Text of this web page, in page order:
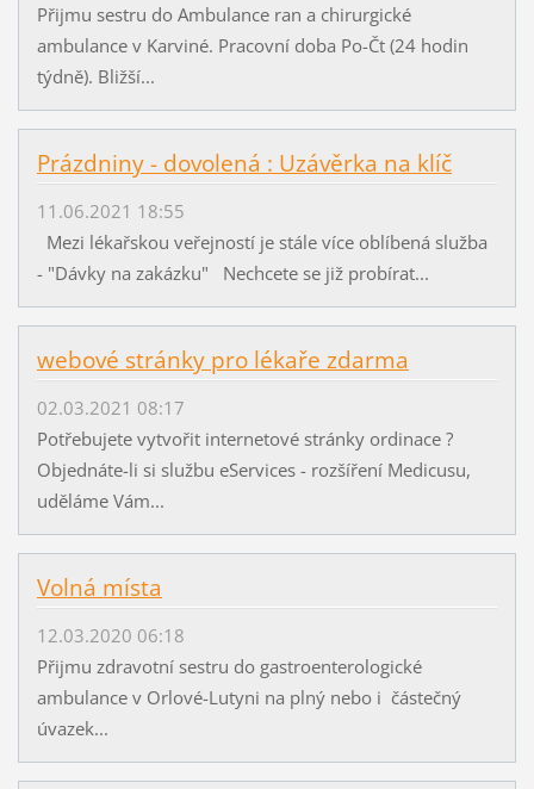
Přijmu sestru do Ambulance ran a chirurgické
ambulance v Karviné. Pracovní doba Po-Čt (24 hodin
týdně). Bližší...
Prázdniny - dovolená : Uzávěrka na klíč
11.06.2021 18:55
Mezi lékařskou veřejností je stále více oblíbená služba
- "Dávky na zakázku" Nechcete se již probírat...
webové stránky pro lékaře zdarma
02.03.2021 08:17
Potřebujete vytvořit internetové stránky ordinace ?
Objednáte-li si službu eServices - rozšíření Medicusu,
uděláme Vám...
Volná místa
12.03.2020 06:18
Přijmu zdravotní sestru do gastroenterologické
ambulance v Orlové-Lutyni na plný nebo i částečný
úvazek...